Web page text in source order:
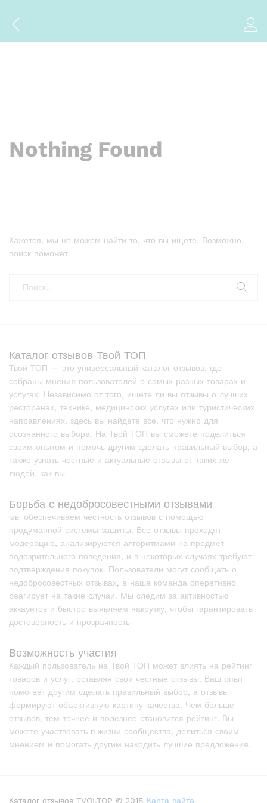
Nothing Found
Кажется, мы не можем найти то, что вы ищете. Возможно,
поиск поможет.
Каталог отзывов Твой ТОП
Твой ТОП — это универсальный каталог отзывов, где
собраны мнения пользователей о самых разных товарах и
услугах. Независимо от того, ищете ли вы отзывы о лучших
ресторанах, технике, медицинских услугах или туристических
направлениях, здесь вы найдете все, что нужно для
осознанного выбора. На Твой ТОП вы сможете поделиться
своим опытом и помочь другим сделать правильный выбор, а
также узнать честные и актуальные отзывы от таких же
людей, как вы
Борьба с недобросовестными отзывами
мы обеспечиваем честность отзывов с помощью
продуманной системы защиты. Все отзывы проходят
модерацию, анализируются алгоритмами на предмет
подозрительного поведения, и в некоторых случаях требуют
подтверждения покупок. Пользователи могут сообщать о
недобросовестных отзывах, а наша команда оперативно
реагирует на такие случаи. Мы следим за активностью
аккаунтов и быстро выявляем накрутку, чтобы гарантировать
достоверность и прозрачность
Возможность участия
Каждый пользователь на Твой ТОП может влиять на рейтинг
товаров и услуг, оставляя свои честные отзывы. Ваш опыт
помогает другим сделать правильный выбор, а отзывы
формируют объективную картину качества. Чем больше
отзывов, тем точнее и полезнее становится рейтинг. Вы
можете участвовать в жизни сообщества, делиться своим
мнением и помогать другим находить лучшие предложения.
Каталог отзывов TVOI.TOP © 2018 Карта сайта